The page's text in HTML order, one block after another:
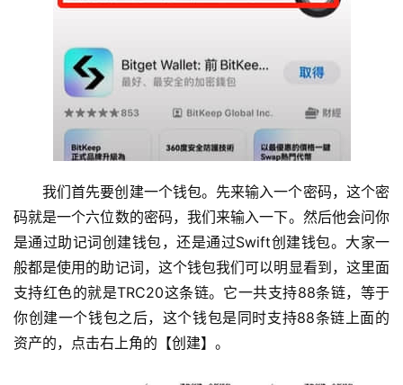
我们首先要创建一个钱包。先来输入一个密码，这个密
码就是一个六位数的密码，我们来输入一下。然后他会问你
是通过助记词创建钱包，还是通过Swift创建钱包。大家一
般都是使用的助记词，这个钱包我们可以明显看到，这里面
支持红色的就是TRC20这条链。它一共支持88条链，等于
你创建一个钱包之后，这个钱包是同时支持88条链上面的
资产的，点击右上角的【创建】。